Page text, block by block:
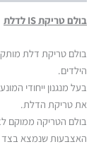
בולם טריקת IS לדלת
בולם טריקת דלת
הילדים.
בעל מנגנון ייחודי
את טריקת הדלת.
בולם הטריקה ממוקם
האצבעות שנמצא בצד